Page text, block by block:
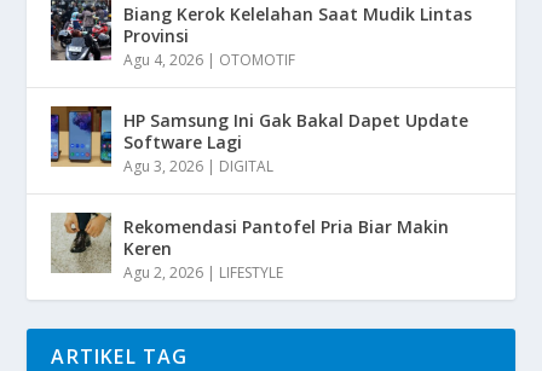
Biang Kerok Kelelahan Saat Mudik Lintas
Provinsi
Agu 4, 2026 | OTOMOTIF
HP Samsung Ini Gak Bakal Dapet Update
Software Lagi
Agu 3, 2026 | DIGITAL
Rekomendasi Pantofel Pria Biar Makin
Keren
Agu 2, 2026 | LIFESTYLE
ARTIKEL TAG